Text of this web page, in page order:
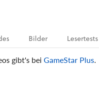
Bilder Lesertests
gibt's bei GameStar Plus.